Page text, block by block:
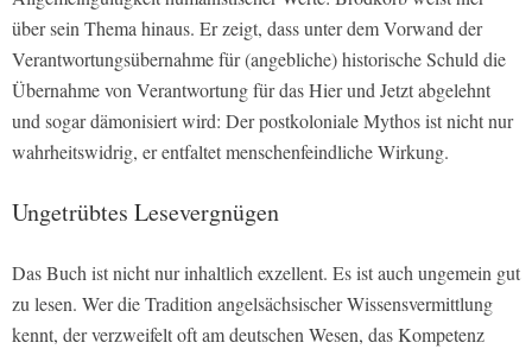
über sein Thema hinaus. Er zeigt, dass unter dem Vorwand der
Verantwortungsübernahme für (angebliche) historische Schuld die
Übernahme von Verantwortung für das Hier und Jetzt abgelehnt
und sogar dämonisiert wird: Der postkoloniale Mythos ist nicht nur
wahrheitswidrig, er entfaltet menschenfeindliche Wirkung.
Ungetrübtes Lesevergnügen
Das Buch ist nicht nur inhaltlich exzellent. Es ist auch ungemein gut
zu lesen. Wer die Tradition angelsächsischer Wissensvermittlung
kennt, der verzweifelt oft am deutschen Wesen, das Kompetenz